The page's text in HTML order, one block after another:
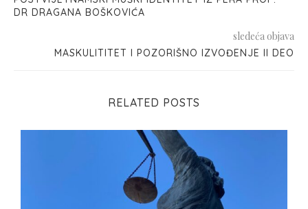
DR DRAGANA BOŠKOVIĆA
sledeća objava
MASKULITITET I POZORIŠNO IZVOĐENJE II DEO
RELATED POSTS